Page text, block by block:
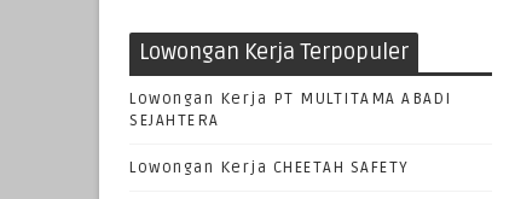
Lowongan Kerja Terpopuler
Lowongan Kerja PT MULTITAMA ABADI
SEJAHTERA
Lowongan Kerja CHEETAH SAFETY